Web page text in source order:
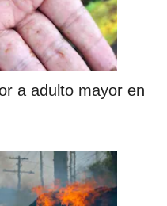
a adulto mayor en